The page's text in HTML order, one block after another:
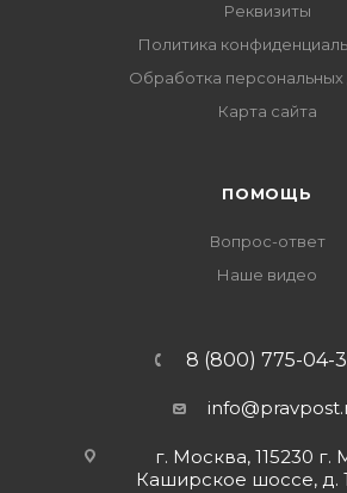
Реквизиты
Политика
Обработка персональных
Карта сайта
ПОМОЩЬ
Вопрос-ответ
Наше видео
8 (800) 775-04-
г. Москва, 115230 г.
Каширское шоссе, д.